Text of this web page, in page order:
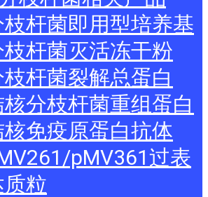
枝杆菌即用型培养基
枝杆菌灭活冻干粉
杆菌裂解总蛋白
分枝杆菌重组蛋白
核免疫原蛋白抗体
pMV361过表
粒